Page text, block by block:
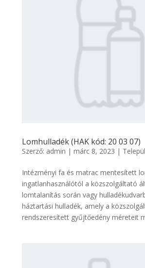
Lomhulladék (HAK kód: 20 03 07)
Szerző: admin | márc 8, 2023 |
Intézményi fa és matrac mentesített
ingatlanhasználótól a közszolgáltató
lomtalanítás során vagy
háztartási hulladék, amely a
rendszeresített gyűjtőedény méreteit